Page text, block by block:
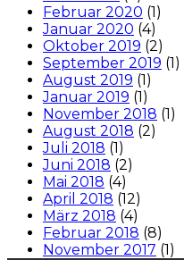
Februar 2020 (1)
Januar 2020 (4)
Oktober 2019 (2)
September 2019 (1)
August 2019 (1)
Januar 2019 (1)
November 2018 (1)
August 2018 (2)
Juli 2018 (1)
Juni 2018 (2)
Mai 2018 (4)
April 2018 (12)
März 2018 (4)
Februar 2018 (8)
November 2017 (1)